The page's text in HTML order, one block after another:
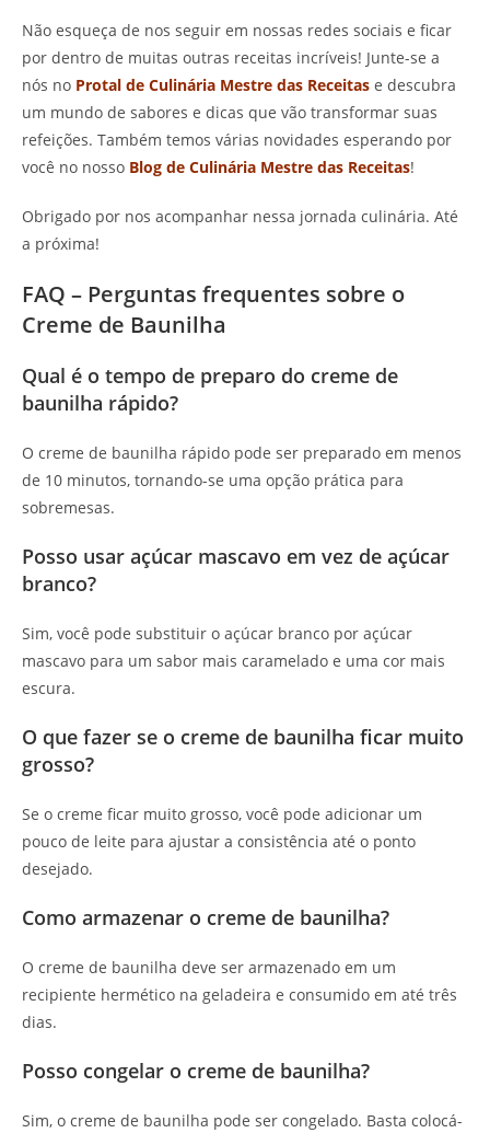
Não esqueça de nos seguir em nossas redes sociais e ficar
por dentro de muitas outras receitas incríveis! Junte-se a
nós no Protal de Culinária Mestre das Receitas e descubra
um mundo de sabores e dicas que vão transformar suas
refeições. Também temos várias novidades esperando por
você no nosso Blog de Culinária Mestre das Receitas!
Obrigado por nos acompanhar nessa jornada culinária. Até
a próxima!
FAQ – Perguntas frequentes sobre o
Creme de Baunilha
Qual é o tempo de preparo do creme de
baunilha rápido?
O creme de baunilha rápido pode ser preparado em menos
de 10 minutos, tornando-se uma opção prática para
sobremesas.
Posso usar açúcar mascavo em vez de açúcar
branco?
Sim, você pode substituir o açúcar branco por açúcar
mascavo para um sabor mais caramelado e uma cor mais
escura.
O que fazer se o creme de baunilha ficar muito
grosso?
Se o creme ficar muito grosso, você pode adicionar um
pouco de leite para ajustar a consistência até o ponto
desejado.
Como armazenar o creme de baunilha?
O creme de baunilha deve ser armazenado em um
recipiente hermético na geladeira e consumido em até três
dias.
Posso congelar o creme de baunilha?
Sim, o creme de baunilha pode ser congelado. Basta colocá-